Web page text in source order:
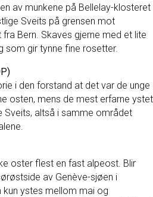
av munkene på Bellelay-klosteret
Sveits på grensen mot
Bern. Skaves gjerne med et lite
som gir tynne fine rosetter.
i den forstand at det var de unge
osten, mens de mest erfarne ystet
Sveits, altså i samme området
oster flest en fast alpeost. Blir
av Genève-sjøen i
kun ystes mellom mai og